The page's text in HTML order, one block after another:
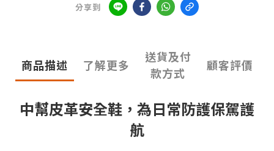
分享到
商品描述 了解更多
送貨及付
款方式
顧客評價
中幫皮革安全鞋，為日常防護保駕護
航